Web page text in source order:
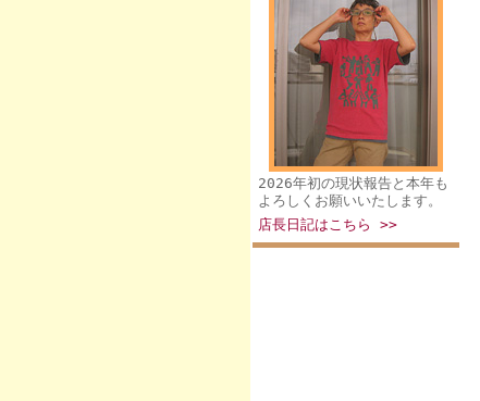
2026年初の現状報告と本年も
よろしくお願いいたします。
店長日記はこちら >>